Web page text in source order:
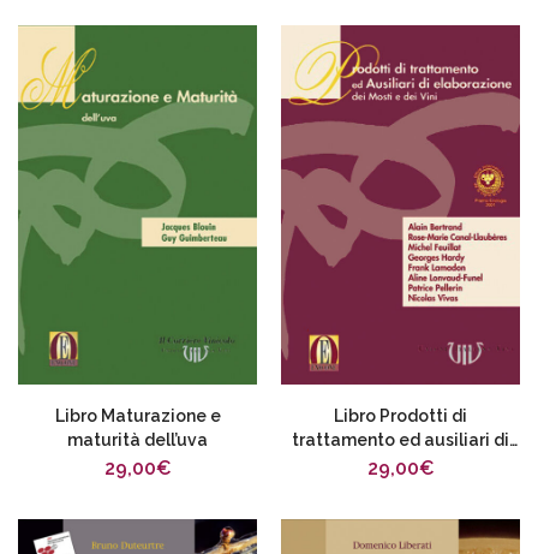
Libro Maturazione e
maturità dell’uva
29,00€
Libro Prodotti di
trattamento ed ausiliari di
elaborazione dei mosti e dei
29,00€